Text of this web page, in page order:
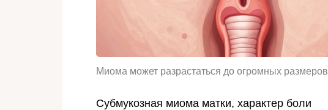
Миома может разрастаться до огромных размеров
Субмукозная миома матки, характер боли